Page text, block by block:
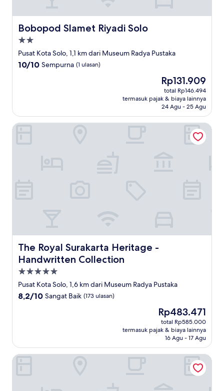
Bobopod Slamet Riyadi Solo
Bobopod Slamet Riyadi Solo
Properti
bintang
2.0
Pusat Kota Solo, 1,1 km dari Museum Radya Pustaka
10.0
10/10 Sempurna (1 ulasan)
Harga
sekarang
Rp131.909
Rp131.909
total Rp146.494
termasuk pajak & biaya lainnya
24 Agu - 25 Agu
The Royal Surakarta Heritage -
Handwritten Collection
The Royal Surakarta Heritage - Handwritten Collection
Properti
bintang
5.0
Pusat Kota Solo, 1,6 km dari Museum Radya Pustaka
8.2
ulasan)
8,2/10 Sangat Baik (173 ulasan)
Harga
sekarang
Rp483.471
Rp483.471
total Rp585.000
termasuk pajak & biaya lainnya
16 Agu - 17 Agu
The Royal Surakarta Heritage - Handwritten Collection
Diamond Hotel Solo